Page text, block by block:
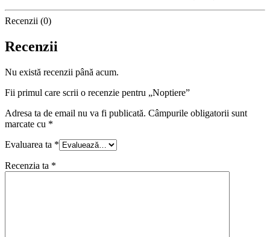
Recenzii (0)
Recenzii
Nu există recenzii până acum.
Fii primul care scrii o recenzie pentru „Noptiere”
Adresa ta de email nu va fi publicată. Câmpurile obligatorii sunt
marcate cu *
Evaluarea ta *
Recenzia ta *